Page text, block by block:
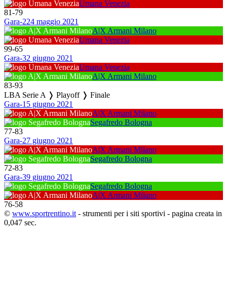
Umana Venezia
81-79
Gara-224 maggio 2021
A|X Armani Milano
Umana Venezia
99-65
Gara-32 giugno 2021
Umana Venezia
A|X Armani Milano
83-93
LBA Serie A ❭ Playoff ❭ Finale
Gara-1 5 giugno 2021
A|X Armani Milano
Segafredo Bologna
77-83
Gara-27 giugno 2021
A|X Armani Milano
Segafredo Bologna
72-83
Gara-39 giugno 2021
Segafredo Bologna
A|X Armani Milano
76-58
© www.sportrentino.it - strumenti per i siti sportivi - pagina creata in
0,047 sec.